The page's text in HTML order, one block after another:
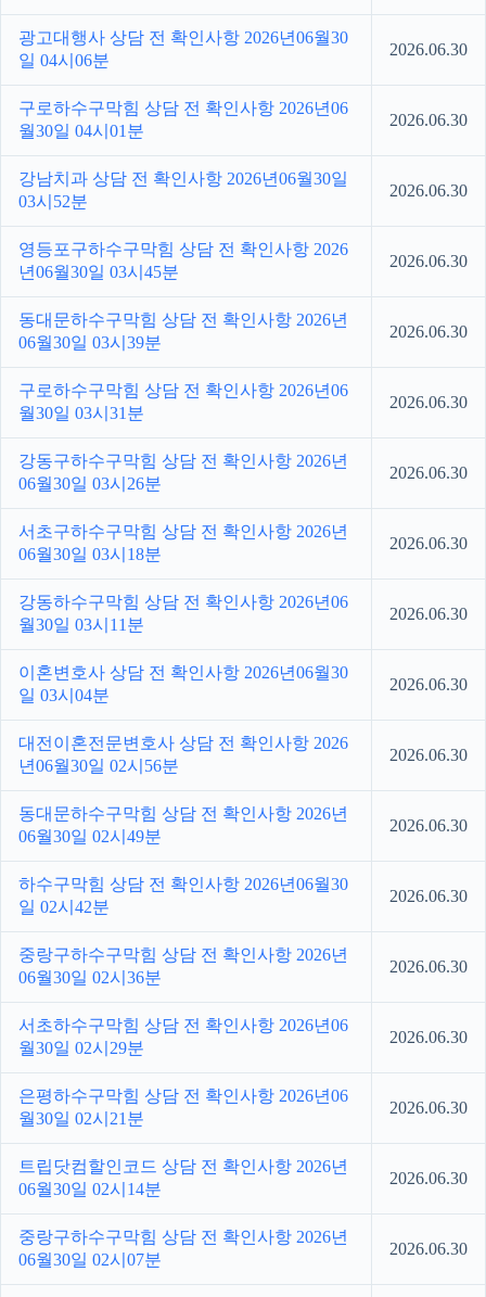
광고대행사 상담 전 확인사항 2026년06월30
일 04시06분
2026.06.30
구로하수구막힘 상담 전 확인사항 2026년06
월30일 04시01분
2026.06.30
강남치과 상담 전 확인사항 2026년06월30일
03시52분
2026.06.30
영등포구하수구막힘 상담 전 확인사항 2026
년06월30일 03시45분
2026.06.30
동대문하수구막힘 상담 전 확인사항 2026년
06월30일 03시39분
2026.06.30
구로하수구막힘 상담 전 확인사항 2026년06
월30일 03시31분
2026.06.30
강동구하수구막힘 상담 전 확인사항 2026년
06월30일 03시26분
2026.06.30
서초구하수구막힘 상담 전 확인사항 2026년
06월30일 03시18분
2026.06.30
강동하수구막힘 상담 전 확인사항 2026년06
월30일 03시11분
2026.06.30
이혼변호사 상담 전 확인사항 2026년06월30
일 03시04분
2026.06.30
대전이혼전문변호사 상담 전 확인사항 2026
년06월30일 02시56분
2026.06.30
동대문하수구막힘 상담 전 확인사항 2026년
06월30일 02시49분
2026.06.30
하수구막힘 상담 전 확인사항 2026년06월30
일 02시42분
2026.06.30
중랑구하수구막힘 상담 전 확인사항 2026년
06월30일 02시36분
2026.06.30
서초하수구막힘 상담 전 확인사항 2026년06
월30일 02시29분
2026.06.30
은평하수구막힘 상담 전 확인사항 2026년06
월30일 02시21분
2026.06.30
트립닷컴할인코드 상담 전 확인사항 2026년
06월30일 02시14분
2026.06.30
중랑구하수구막힘 상담 전 확인사항 2026년
06월30일 02시07분
2026.06.30